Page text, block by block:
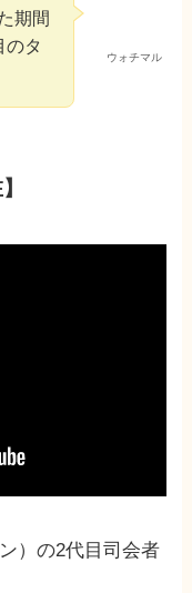
ウォチマル
期間
のタ
）の2代目司会者